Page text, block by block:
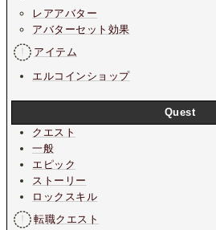
レアアバター
アバターセット効果
アイテム
エルコインショップ
Quest
クエスト
一般
エピック
ストーリー
ロックスキル
転職クエスト